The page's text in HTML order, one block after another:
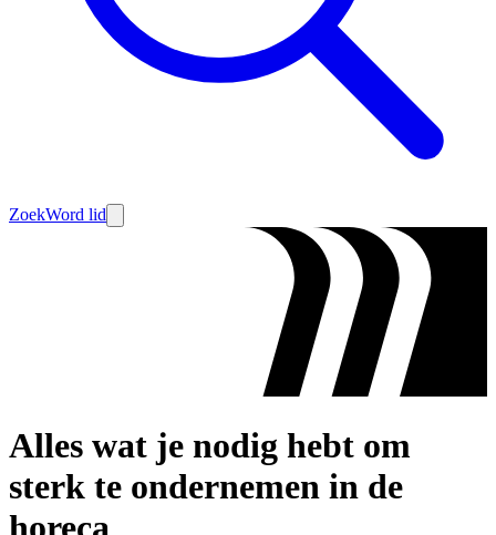
ZoekWord lid
Alles wat je nodig hebt om
sterk te ondernemen in de
horeca